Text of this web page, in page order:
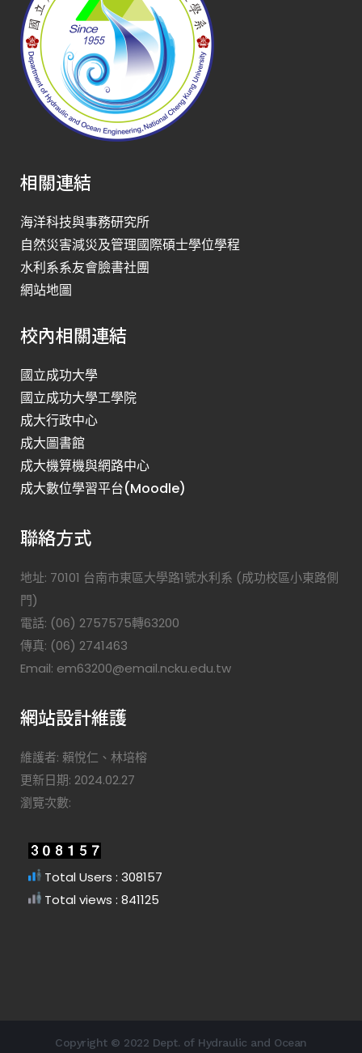
相關連結
海洋科技與事務研究所
自然災害減災及管理國際碩士學位學程
水利系系友會臉書社團
網站地圖
校內相關連結
國立成功大學
國立成功大學工學院
成大行政中心
成大圖書館
成大機算機與網路中心
成大數位學習平台(Moodle)
聯絡方式
地址: 70101 台南市東區大學路1號水利系 (成功校區小東路側
門)
電話: (06) 2757575轉63200
傳真: (06) 2741463
Email: em63200@email.ncku.edu.tw
網站設計維護
維護者: 賴悅仁、林培榕
更新日期: 2024.02.27
瀏覽次數:
Total Users : 308157
Total views : 841125
Copyright © 2022 Dept. of Hydraulic and Ocean